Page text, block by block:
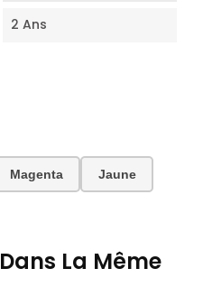
2 Ans
Magenta Jaune
La Même